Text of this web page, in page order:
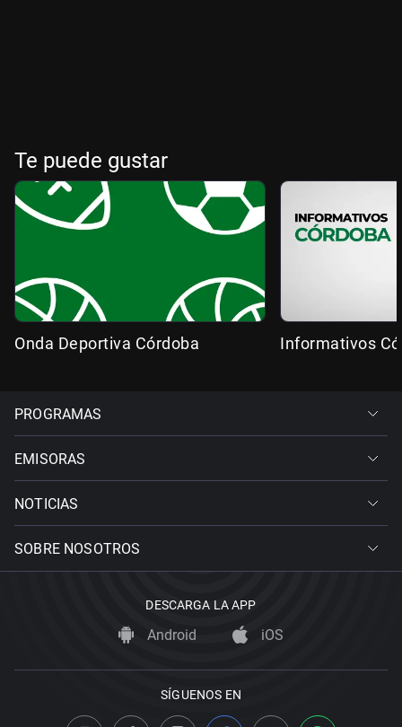
Te puede gustar
Onda Deportiva Córdoba Informativos
PROGRAMAS
EMISORAS
NOTICIAS
SOBRE NOSOTROS
DESCARGA LA APP
Android iOS
SÍGUENOS EN